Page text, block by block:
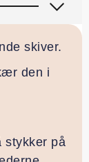
skiver.
den i
stykker på